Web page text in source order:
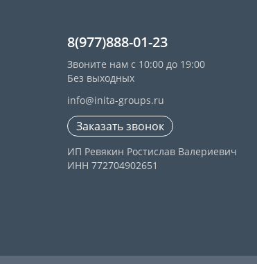
8(977)888-01-23
Звоните нам с 10:00 до 19:00
Без выходных
info@inita-groups.ru
Заказать звонок
ИП Ревякин Ростислав Валериевич
ИНН 772704902651